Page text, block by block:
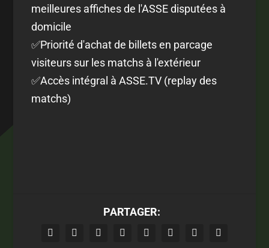
meilleures affiches de l'ASSE disputées à
domicile
✅Priorité d'achat de billets en parcage
visiteurs sur les matchs à l'extérieur
✅Accès intégral à ASSE.TV (replay des
matchs)
PARTAGER: